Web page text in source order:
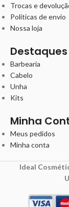
Trocas e
Políticas de envio
Nossa loja
Destaques
Barbearia
Cabelo
Unha
Kits
Minha
Meus pedidos
Minha conta
Ideal